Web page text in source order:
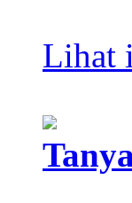
Lihat